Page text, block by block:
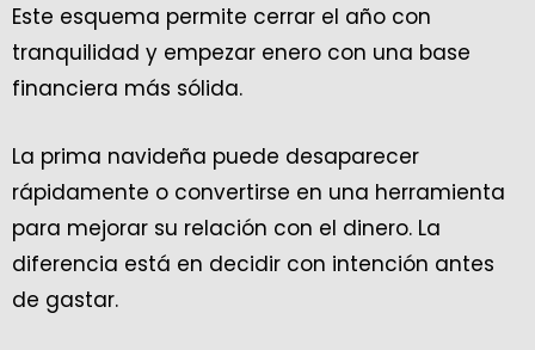
Este esquema permite cerrar el año con
tranquilidad y empezar enero con una base
financiera más sólida.
La prima navideña puede desaparecer
rápidamente o convertirse en una herramienta
para mejorar su relación con el dinero. La
diferencia está en decidir con intención antes
de gastar.